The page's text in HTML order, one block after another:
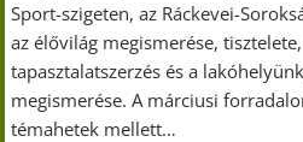
Sport-szigeten, az Ráckevei-
az élővilág megismerése,
tapasztalatszerzés és a
megismerése. A márciusi
témahetek mellett…